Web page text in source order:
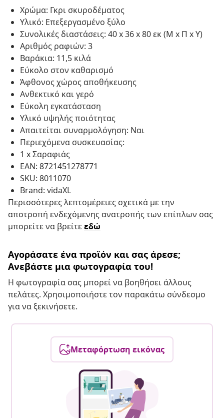
Χρώμα: Γκρι σκυροδέματος
Υλικό: Επεξεργασμένο ξύλο
Συνολικές διαστάσεις: 40 x 36 x 80 εκ (Μ x Π x Υ)
Αριθμός ραφιών: 3
Βαράκια: 11,5 κιλά
Εύκολο στον καθαρισμό
Άφθονος χώρος αποθήκευσης
Ανθεκτικό και γερό
Εύκολη εγκατάσταση
Υλικό υψηλής ποιότητας
Απαιτείται συναρμολόγηση: Ναι
Περιεχόμενα συσκευασίας:
1 x Σαραφιάς
EAN: 8721451278771
SKU: 8011070
Brand: vidaXL
Περισσότερες λεπτομέρειες σχετικά με την
αποτροπή ενδεχόμενης ανατροπής των επίπλων σας
μπορείτε να βρείτεεδώ
Αγοράσατε ένα προϊόν και σας άρεσε;
Ανεβάστε μια φωτογραφία του!
Η φωτογραφία σας μπορεί να βοηθήσει άλλους
πελάτες. Χρησιμοποιήστε τον παρακάτω σύνδεσμο
για να ξεκινήσετε.
Μεταφόρτωση εικόνας